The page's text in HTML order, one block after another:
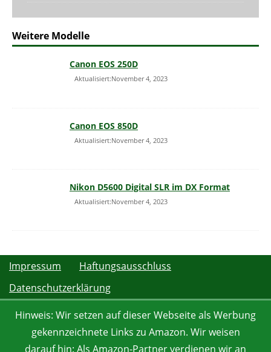
Weitere Modelle
Canon EOS 250D
Aktualisiert:November 4, 2023
Canon EOS 850D
Aktualisiert:November 4, 2023
Nikon D5600 Digital SLR im DX Format
Aktualisiert:November 4, 2023
Impressum
Haftungsausschluss
Datenschutzerklärung
Hinweis: Wir setzen auf dieser Webseite als Werbung
gekennzeichnete Links zu Amazon. Wir weisen
darauf hin: Als Amazon-Partner verdienen wir an